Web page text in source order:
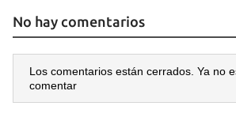
No hay comentarios
Los comentarios están cerrados. Ya no
comentar